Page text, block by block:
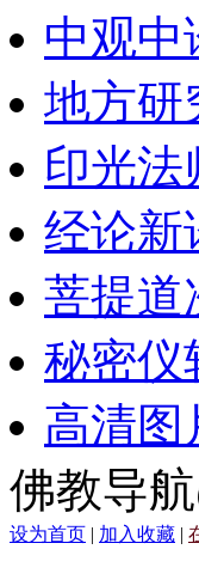
中观中
地方研
印光法
经论新
菩提道
秘密仪
高清图
佛教导
设为首页 | 加入收藏 |